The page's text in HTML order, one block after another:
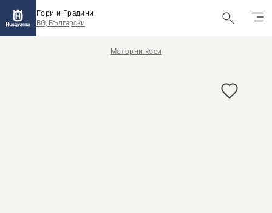
Гори и Градини
BG, Български
Моторни коси